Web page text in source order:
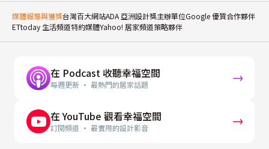
媒體報導與獲獎台灣百大網站ADA 亞洲設計獎主辦單位Google 優質合作夥伴
ETtoday 生活頻道特約媒體Yahoo! 居家頻道策略夥伴
在 Podcast 收聽幸福空間
每週更新 · 最熱門的居家話題
在 YouTube 觀看幸福空間
訂閱頻道 · 最實用的設計影音